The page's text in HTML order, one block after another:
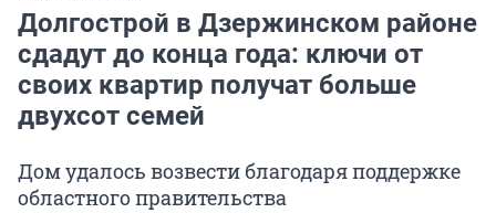
Долгострой в Дзержинском районе
сдадут до конца года: ключи от
своих квартир получат больше
двухсот семей
Дом удалось возвести благодаря поддержке
областного правительства